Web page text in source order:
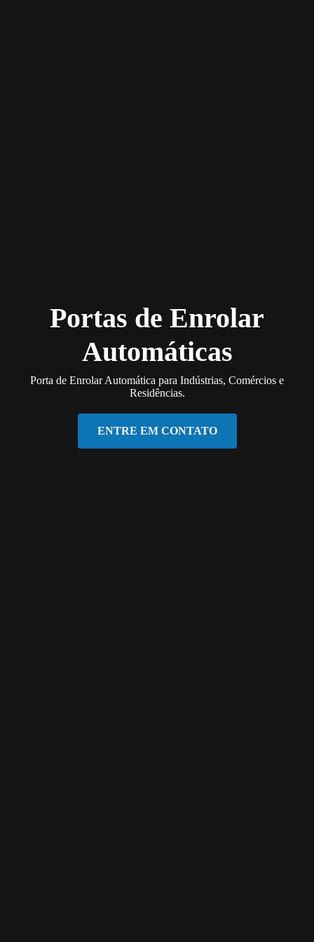
Portas de Enrolar
Automáticas
Porta de Enrolar Automática para Indústrias, Comércios e
Residências.
ENTRE EM CONTATO